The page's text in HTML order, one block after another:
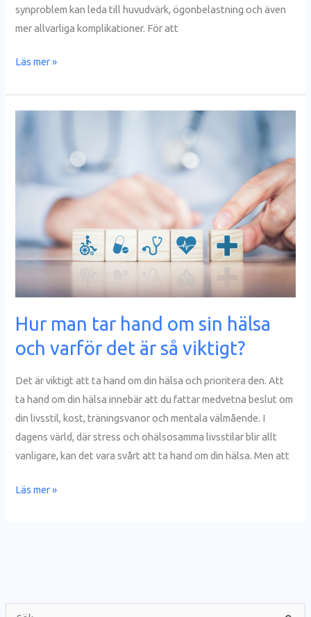
synproblem kan leda till huvudvärk, ögonbelastning och även
mer allvarliga komplikationer. För att
Läs mer »
Hur man tar hand om sin hälsa
och varför det är så viktigt?
Det är viktigt att ta hand om din hälsa och prioritera den. Att
ta hand om din hälsa innebär att du fattar medvetna beslut om
din livsstil, kost, träningsvanor och mentala välmående. I
dagens värld, där stress och ohälsosamma livsstilar blir allt
vanligare, kan det vara svårt att ta hand om din hälsa. Men att
och
det
så
viktigt?
Läs mer »